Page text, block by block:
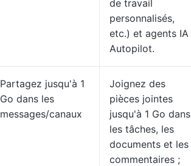
de travail
personnalisés,
etc.) et agents IA
Autopilot.
Partagez jusqu'à 1
Go dans les
messages/canaux
Joignez des
pièces jointes
jusqu'à 1 Go dans
les tâches, les
documents et les
commentaires ;